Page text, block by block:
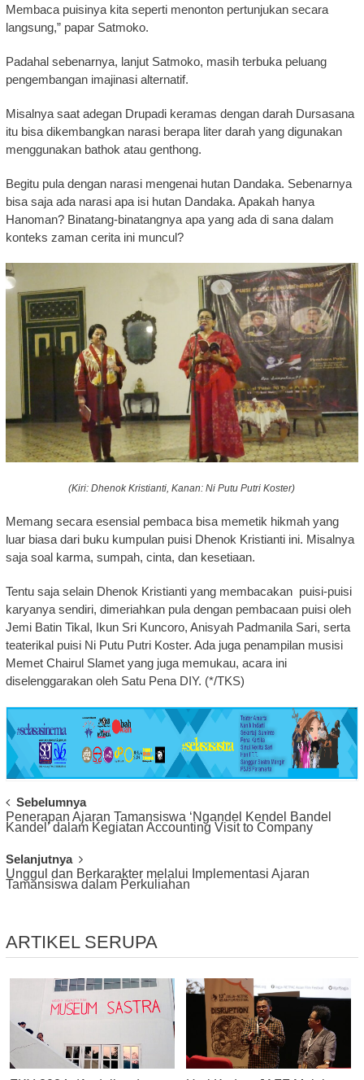
Membaca puisinya kita seperti menonton pertunjukan secara
langsung,” papar Satmoko.
Padahal sebenarnya, lanjut Satmoko, masih terbuka peluang
pengembangan imajinasi alternatif.
Misalnya saat adegan Drupadi keramas dengan darah Dursasana
itu bisa dikembangkan narasi berapa liter darah yang digunakan
menggunakan bathok atau genthong.
Begitu pula dengan narasi mengenai hutan Dandaka. Sebenarnya
bisa saja ada narasi apa isi hutan Dandaka. Apakah hanya
Hanoman? Binatang-binatangnya apa yang ada di sana dalam
konteks zaman cerita ini muncul?
(Kiri: Dhenok Kristianti, Kanan: Ni Putu Putri Koster)
Memang secara esensial pembaca bisa memetik hikmah yang
luar biasa dari buku kumpulan puisi Dhenok Kristianti ini. Misalnya
saja soal karma, sumpah, cinta, dan kesetiaan.
Tentu saja selain Dhenok Kristianti yang membacakan puisi-puisi
karyanya sendiri, dimeriahkan pula dengan pembacaan puisi oleh
Jemi Batin Tikal, Ikun Sri Kuncoro, Anisyah Padmanila Sari, serta
teaterikal puisi Ni Putu Putri Koster. Ada juga penampilan musisi
Memet Chairul Slamet yang juga memukau, acara ini
diselenggarakan oleh Satu Pena DIY. (*/TKS)
Post
Navigation
Sebelumnya
Penerapan Ajaran Tamansiswa ‘Ngandel Kendel Bandel
Kandel’ dalam Kegiatan Accounting Visit to Company
Selanjutnya
Unggul dan Berkarakter melalui Implementasi Ajaran
Tamansiswa dalam Perkuliahan
ARTIKEL SERUPA